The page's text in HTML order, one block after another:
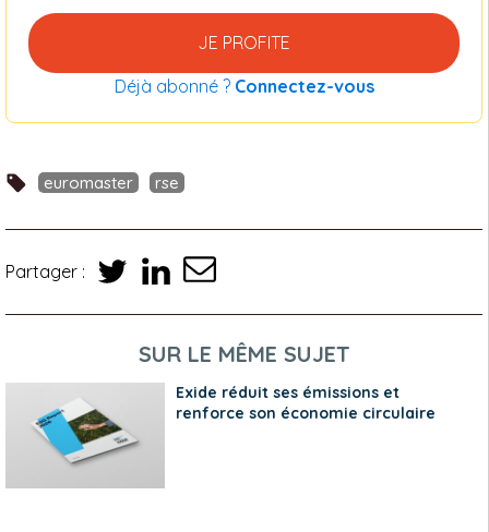
JE PROFITE
Déjà abonné ? Connectez-vous
euromaster rse
Partager :
SUR LE MÊME SUJET
Exide réduit ses émissions et
renforce son économie circulaire